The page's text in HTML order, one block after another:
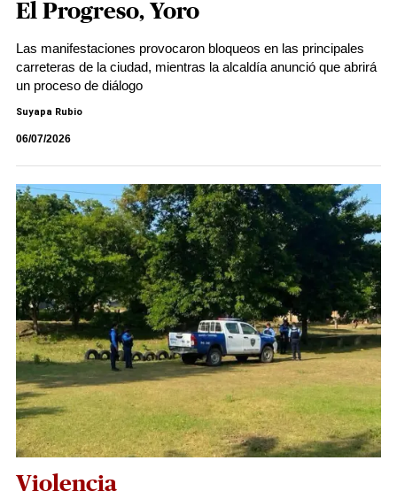
El Progreso, Yoro
Las manifestaciones provocaron bloqueos en las principales
carreteras de la ciudad, mientras la alcaldía anunció que abrirá
un proceso de diálogo
Suyapa Rubio
06/07/2026
Violencia